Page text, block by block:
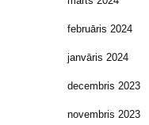
februāris 2024
janvāris 2024
decembris 2023
novembris 2023